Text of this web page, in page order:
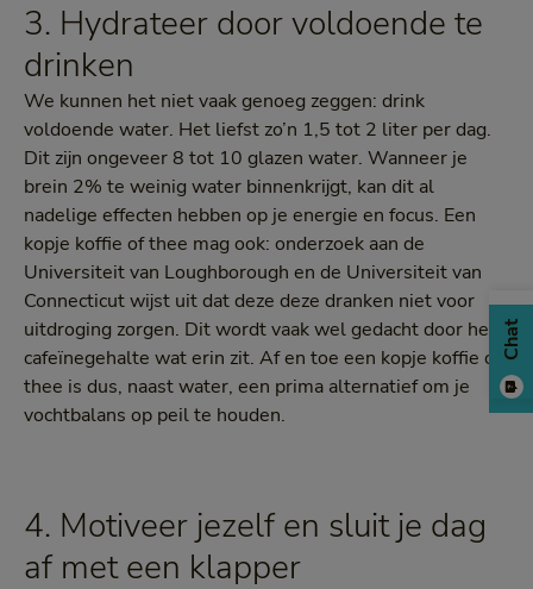
3. Hydrateer door voldoende te
drinken
We kunnen het niet vaak genoeg zeggen: drink
voldoende water. Het liefst zo’n 1,5 tot 2 liter per dag.
Dit zijn ongeveer 8 tot 10 glazen water. Wanneer je
brein 2% te weinig water binnenkrijgt, kan dit al
nadelige effecten hebben op je energie en focus. Een
kopje koffie of thee mag ook: onderzoek aan de
Universiteit van Loughborough en de Universiteit van
Connecticut wijst uit dat deze deze dranken niet voor
uitdroging zorgen. Dit wordt vaak wel gedacht door het
cafeïnegehalte wat erin zit. Af en toe een kopje koffie of
thee is dus, naast water, een prima alternatief om je
vochtbalans op peil te houden.
4. Motiveer jezelf en sluit je dag
af met een klapper
Chat